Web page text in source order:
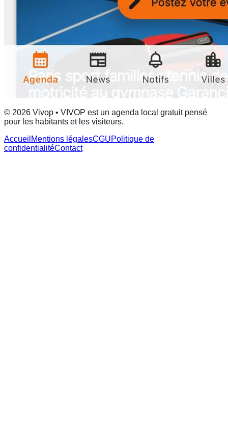
© 2026 Vivop • VIVOP est un agenda local gratuit pensé
pour les habitants et les visiteurs.
Accueil Mentions légalesCGUPolitique de
confidentialitéContact